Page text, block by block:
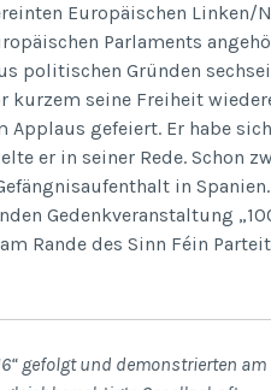
Europäischen Linken/
Parlaments
politischen Gründen
kurzem seine Freiheit
gefeiert. Er habe
er in seiner Rede. Schon
in
Gedenkveranstaltung
Rande des Sinn Féin
gefolgt und demonstrierten am